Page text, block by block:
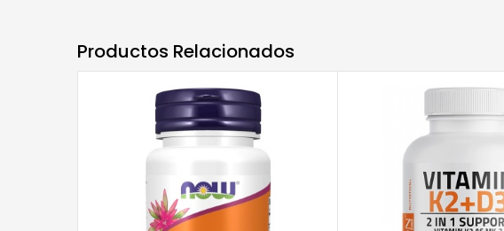
Productos Relacionados